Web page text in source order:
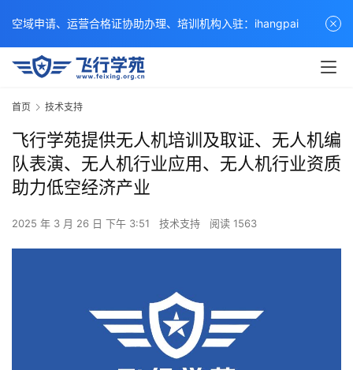
首页 技术支持
飞行学苑提供无人机培训及取证、无人机编
队表演、无人机行业应用、无人机行业资质
助力低空经济产业
2025 年 3 月 26 日 下午 3:51 技术支持 阅读 1563
空域申请、运营合格证协助办理、培训机构入驻：ihangpai